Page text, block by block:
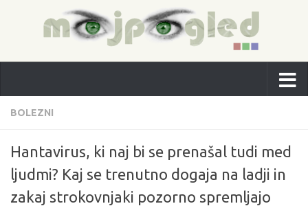
BOLEZNI
Hantavirus, ki naj bi se prenašal tudi med
ljudmi? Kaj se trenutno dogaja na ladji in
zakaj strokovnjaki pozorno spremljajo